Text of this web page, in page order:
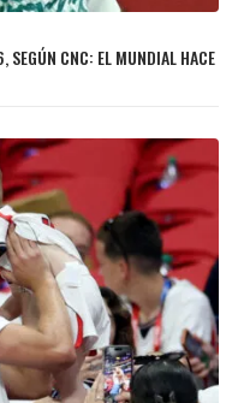
SEGÚN CNC: EL MUNDIAL HACE